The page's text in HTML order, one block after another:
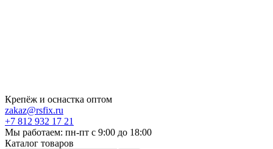
Крепёж и оснастка оптом
zakaz@rsfix.ru
+7 812 932 17 21
Мы работаем: пн-пт c 9:00 до 18:00
Каталог товаров